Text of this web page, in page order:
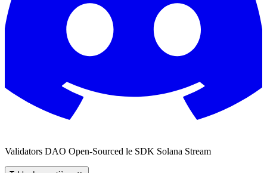
Validators DAO Open-Sourced le SDK Solana Stream